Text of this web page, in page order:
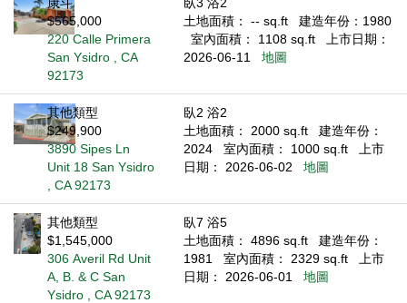
$565,000
220 Calle Primera
San Ysidro , CA
92173
土地面積： -- sq.ft
建造年份：1980
室內面積： 1108 sq.ft
上市日期：
2026-06-11
地圖
其他類型
$249,900
3890 Sipes Ln
Unit 18 San Ysidro
, CA 92173
臥2 浴2
土地面積： 2000 sq.ft
建造年份：
2024
室內面積： 1000 sq.ft
上市
日期： 2026-06-02
地圖
其他類型
$1,545,000
306 Averil Rd Unit
A, B. & C San
Ysidro , CA 92173
臥7 浴5
土地面積： 4896 sq.ft
建造年份：
1981
室內面積： 2329 sq.ft
上市
日期： 2026-06-01
地圖